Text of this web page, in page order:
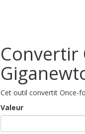
Convertir
Cet outil convertit Once-
Valeur